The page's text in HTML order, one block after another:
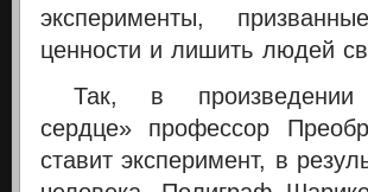
эксперименты,
ценности и лишить людей
Так, в
сердце» профессор
ставит эксперимент, в